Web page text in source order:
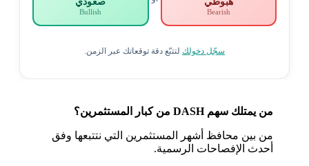
Bearish
Bullish
سجّل دخولكلتتبّع دقة توقعاتك عبر الزمن.
من يمتلك سهم DASH من كبار المستثمرين؟
من بين محافظ أشهر المستثمرين التي نتتبعها وفق
أحدث الإفصاحات الرسمية.